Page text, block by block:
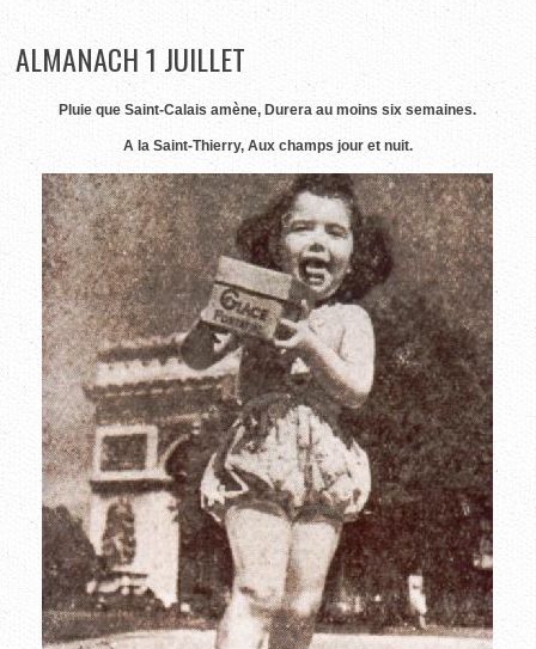
ALMANACH 1 JUILLET
Pluie que Saint-Calais amène, Durera au moins six semaines.
A la Saint-Thierry, Aux champs jour et nuit.